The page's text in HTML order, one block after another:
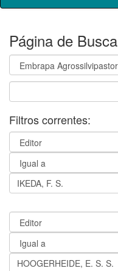
Página de Busca
Filtros correntes: